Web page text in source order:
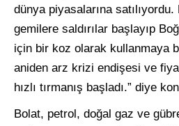
dünya piyasalarına satılıyordu.
gemilere saldırılar başlayıp
için bir koz olarak kullanmaya
aniden arz krizi endişesi ve
hızlı tırmanış başladı.” diye
Bolat, petrol, doğal gaz ve